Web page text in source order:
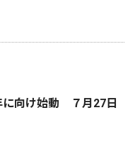
向け始動 ７月27日